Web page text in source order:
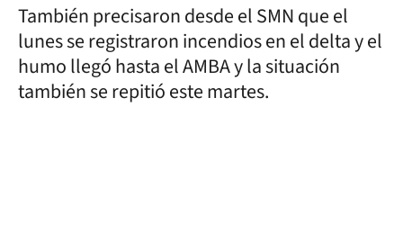
También precisaron desde el SMN que el
lunes se registraron incendios en el delta y el
humo llegó hasta el AMBA y la situación
también se repitió este martes.